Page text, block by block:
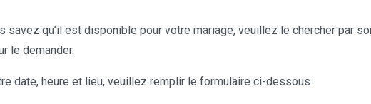
qu’il est disponible pour votre mariage, veuillez le chercher par
le demander.
date, heure et lieu, veuillez remplir le formulaire ci-dessous.